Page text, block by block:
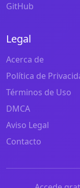
GitHub
Legal
Acerca de
Política de
Términos de Uso
DMCA
Aviso Legal
Contacto